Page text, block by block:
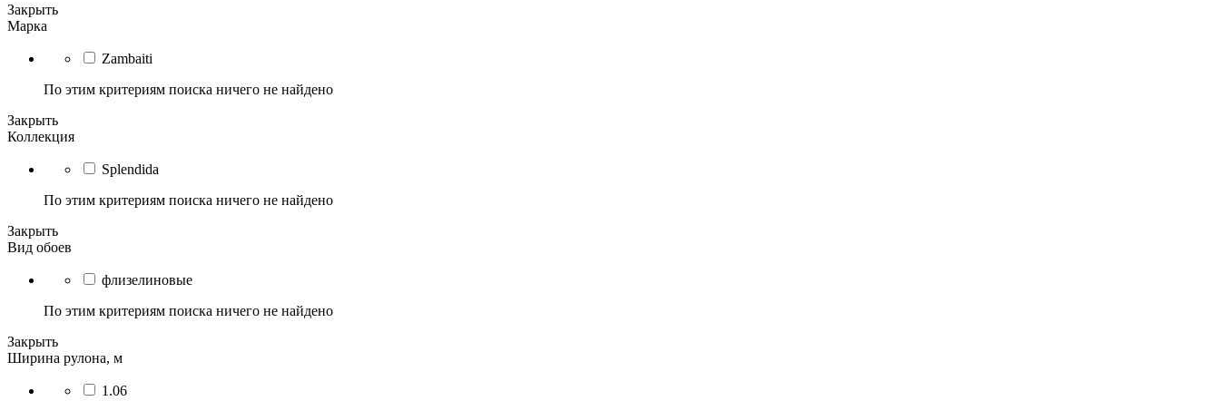
Закрыть
Марка
Zambaiti
По этим критериям поиска ничего не найдено
Закрыть
Коллекция
Splendida
По этим критериям поиска ничего не найдено
Закрыть
Вид обоев
флизелиновые
По этим критериям поиска ничего не найдено
Закрыть
Ширина рулона, м
1.06